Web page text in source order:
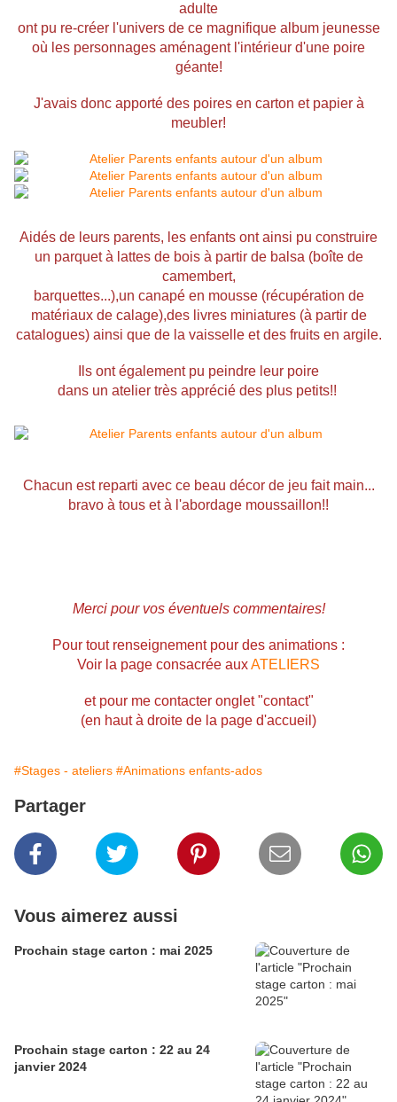
adulte
ont pu re-créer l'univers de ce magnifique album jeunesse
où les personnages aménagent l'intérieur d'une poire
géante!
J'avais donc apporté des poires en carton et papier à
meubler!
Aidés de leurs parents, les enfants ont ainsi pu construire
un parquet à lattes de bois à partir de balsa (boîte de
camembert,
barquettes...),un canapé en mousse (récupération de
matériaux de calage),des livres miniatures (à partir de
catalogues) ainsi que de la vaisselle et des fruits en argile.
Ils ont également pu peindre leur poire
dans un atelier très apprécié des plus petits!!
Chacun est reparti avec ce beau décor de jeu fait main...
bravo à tous et à l'abordage moussaillon!!
Merci pour vos éventuels commentaires!
Pour tout renseignement pour des animations :
Voir la page consacrée auxATELIERS
et pour me contacter onglet "contact"
(en haut à droite de la page d'accueil)
#Stages - ateliers #Animations enfants-ados
Partager
Vous aimerez aussi
Prochain stage carton : mai 2025
Prochain stage carton : 22 au 24
janvier 2024